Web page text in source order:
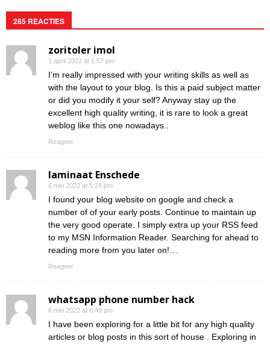
285 REACTIES
zoritoler imol
1 april 2022 at 1:57 pm
I’m really impressed with your writing skills as well as
with the layout to your blog. Is this a paid subject matter
or did you modify it your self? Anyway stay up the
excellent high quality writing, it is rare to look a great
weblog like this one nowadays..
Reageer
laminaat Enschede
6 mei 2022 at 5:24 pm
I found your blog website on google and check a
number of of your early posts. Continue to maintain up
the very good operate. I simply extra up your RSS feed
to my MSN Information Reader. Searching for ahead to
reading more from you later on!…
Reageer
whatsapp phone number hack
6 mei 2022 at 6:49 pm
I have been exploring for a little bit for any high quality
articles or blog posts in this sort of house . Exploring in